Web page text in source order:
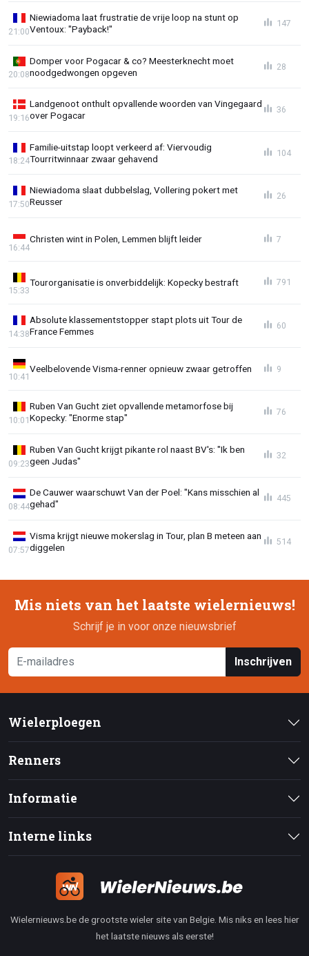
Niewiadoma laat frustratie de vrije loop na stunt op
Ventoux: "Payback!"
21:00
147
Domper voor Pogacar & co? Meesterknecht moet
noodgedwongen opgeven
20:08
28
Landgenoot onthult opvallende woorden van Vingegaard
over Pogacar
19:16
36
Familie-uitstap loopt verkeerd af: Viervoudig
Tourritwinnaar zwaar gehavend
18:24
104
Niewiadoma slaat dubbelslag, Vollering pokert met
Reusser
17:50
26
Christen wint in Polen, Lemmen blijft leider
16:44
7
Tourorganisatie is onverbiddelijk: Kopecky bestraft
15:33
791
Absolute klassementstopper stapt plots uit Tour de
France Femmes
14:38
60
Veelbelovende Visma-renner opnieuw zwaar getroffen
10:41
9
Ruben Van Gucht ziet opvallende metamorfose bij
Kopecky: "Enorme stap"
10:01
76
Ruben Van Gucht krijgt pikante rol naast BV's: "Ik ben
geen Judas"
09:23
32
De Cauwer waarschuwt Van der Poel: "Kans misschien al
gehad"
08:44
445
Visma krijgt nieuwe mokerslag in Tour, plan B meteen aan
diggelen
07:57
514
Mis niets van het laatste wielernieuws!
Schrijf je in voor onze nieuwsbrief
Inschrijven
Wielerploegen
Renners
Informatie
Interne links
Wielernieuws.be de grootste wieler site van Belgie. Mis niks en lees hier
het laatste nieuws als eerste!